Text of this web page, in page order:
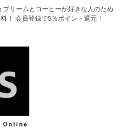
プリームとコーヒーが好きな人のため
！ 会員登録で5％ポイント還元！